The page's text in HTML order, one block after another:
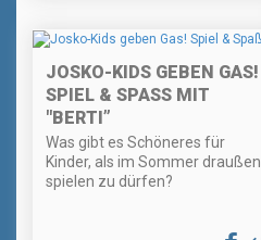
JOSKO-KIDS GEBEN GAS!
SPIEL & SPASS MIT "
BERTI”
Was gibt es Schöneres für
Kinder, als im Sommer draußen
spielen zu dürfen?